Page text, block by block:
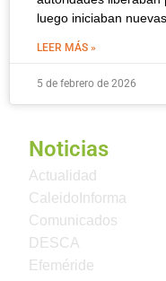
luego iniciaban
LEER MÁS »
5 de febrero de 2026
Noticias
Actualidad
CaleidoInforma
Comunicados
DESCA
Efeméride